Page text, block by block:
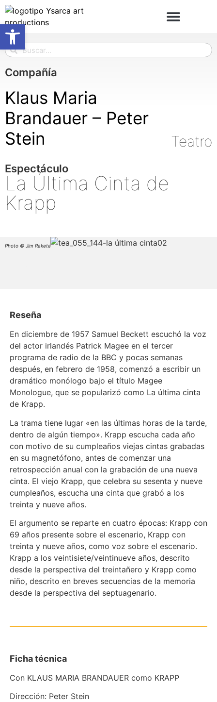
Compañía
Klaus Maria
Brandauer – Peter
Stein
Teatro
Espectáculo
La Última Cinta de
Krapp
Photo © Jim Rakete
Reseña
En diciembre de 1957 Samuel Beckett escuchó la voz
del actor irlandés Patrick Magee en el tercer
programa de radio de la BBC y pocas semanas
después, en febrero de 1958, comenzó a escribir un
dramático monólogo bajo el título Magee
Monologue, que se popularizó como La última cinta
de Krapp.
La trama tiene lugar «en las últimas horas de la tarde,
dentro de algún tiempo». Krapp escucha cada año
con motivo de su cumpleaños viejas cintas grabadas
en su magnetófono, antes de comenzar una
retrospección anual con la grabación de una nueva
cinta. El viejo Krapp, que celebra su sesenta y nueve
cumpleaños, escucha una cinta que grabó a los
treinta y nueve años.
El argumento se reparte en cuatro épocas: Krapp con
69 años presente sobre el escenario, Krapp con
treinta y nueve años, como voz sobre el escenario.
Krapp a los veintisiete/veintinueve años, descrito
desde la perspectiva del treintañero y Krapp como
niño, descrito en breves secuencias de la memoria
desde la perspectiva del septuagenario.
Ficha técnica
Con KLAUS MARIA BRANDAUER como KRAPP
Dirección: Peter Stein
Abrir barra de herramientas